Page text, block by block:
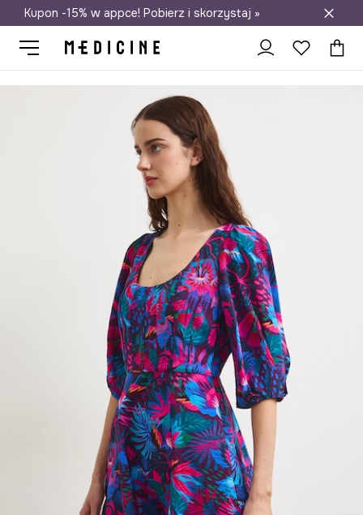
Darmowa dostawa do salonów
Kupon -15% w appce! Pobierz i skorzystaj »